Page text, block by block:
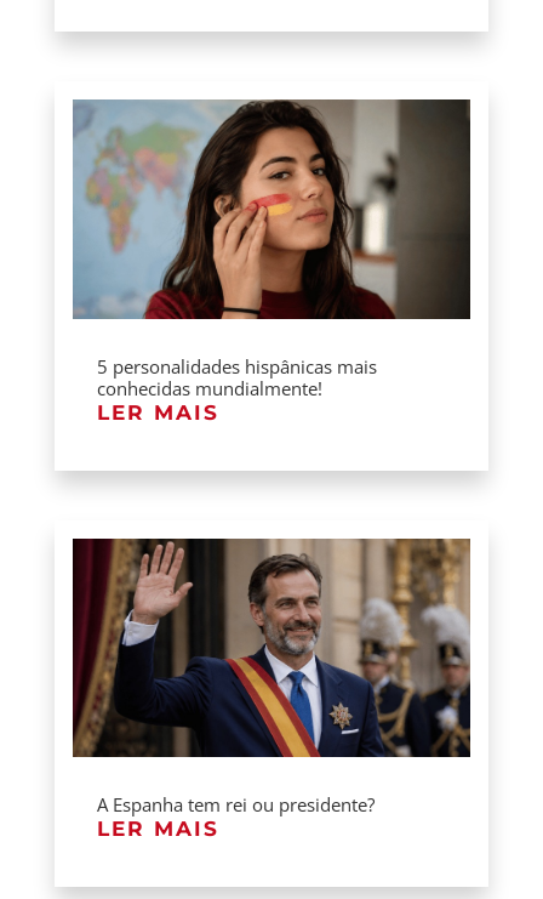
5 personalidades hispânicas mais
conhecidas mundialmente!
LER MAIS
A Espanha tem rei ou presidente?
LER MAIS